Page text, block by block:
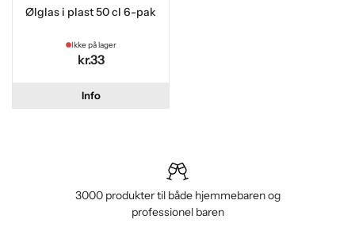
Ølglas i plast 50 cl 6-pak
Ikke på lager
kr.33
Info
3000 produkter til både hjemmebaren og
professionel baren